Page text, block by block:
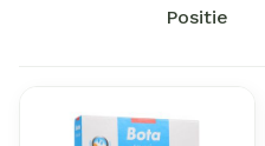
Sorteer op: